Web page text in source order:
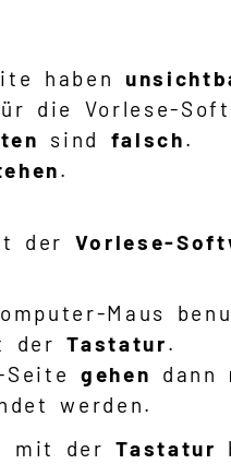
haben
die Vorlese-
sind falsch.
.
der Vorlese-
Maus
derTastatur.
gehen dann
werden.
mit derTastatur